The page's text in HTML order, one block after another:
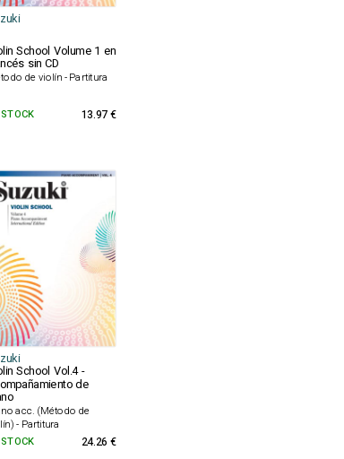
School Volume 1 en
sin CD
de violín - Partitura
13.97 €
School Vol.4 -
de
acc. (Método de
- Partitura
24.26 €